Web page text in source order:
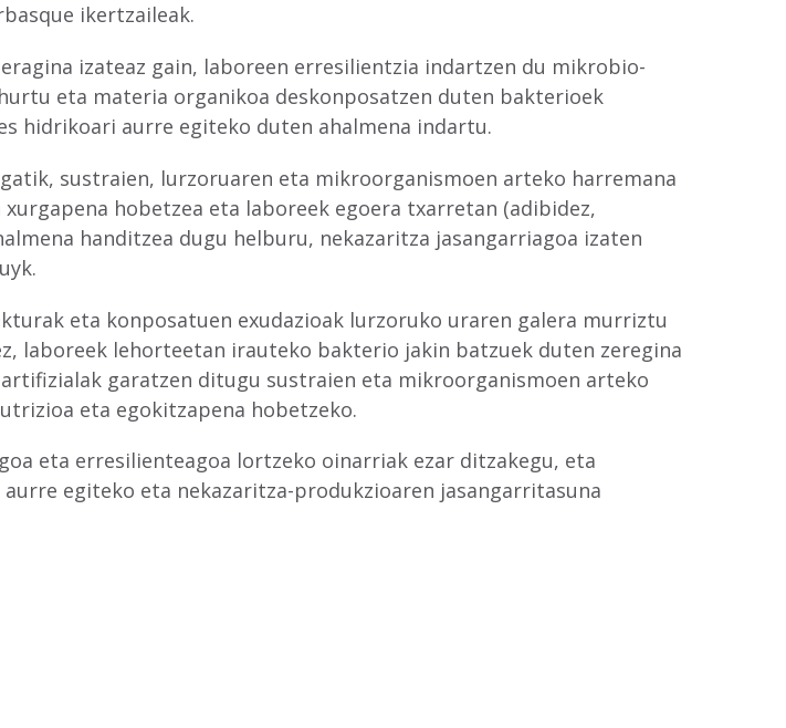
ikertzaileak.
izateaz gain, laboreen erresilientzia indartzen du mikrobio-
eta materia organikoa deskonposatzen duten bakterioek
hidrikoari aurre egiteko duten ahalmena indartu.
sustraien, lurzoruaren eta mikroorganismoen arteko harremana
hobetzea eta laboreek egoera txarretan (adibidez,
handitzea dugu helburu, nekazaritza jasangarriagoa izaten
eta konposatuen exudazioak lurzoruko uraren galera murriztu
laboreek lehorteetan irauteko bakterio jakin batzuek duten zeregina
garatzen ditugu sustraien eta mikroorganismoen arteko
eta egokitzapena hobetzeko.
eta erresilienteagoa lortzeko oinarriak ezar ditzakegu, eta
egiteko eta nekazaritza-produkzioaren jasangarritasuna